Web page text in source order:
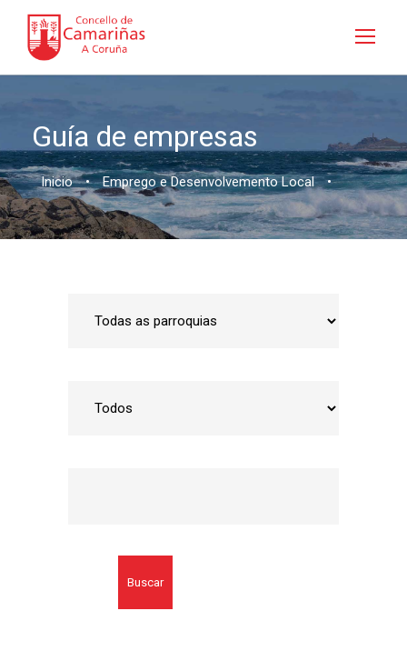
Guía de empresas
Inicio • Emprego e Desenvolvemento Local •
Buscar